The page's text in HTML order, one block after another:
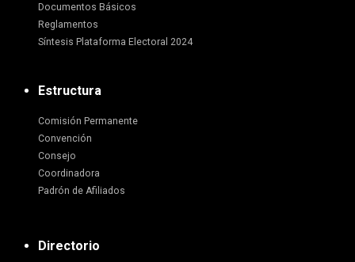
Documentos Básicos
Reglamentos
Síntesis Plataforma Electoral 2024
Estructura
Comisión Permanente
Convención
Consejo
Coordinadora
Padrón de Afiliados
Directorio